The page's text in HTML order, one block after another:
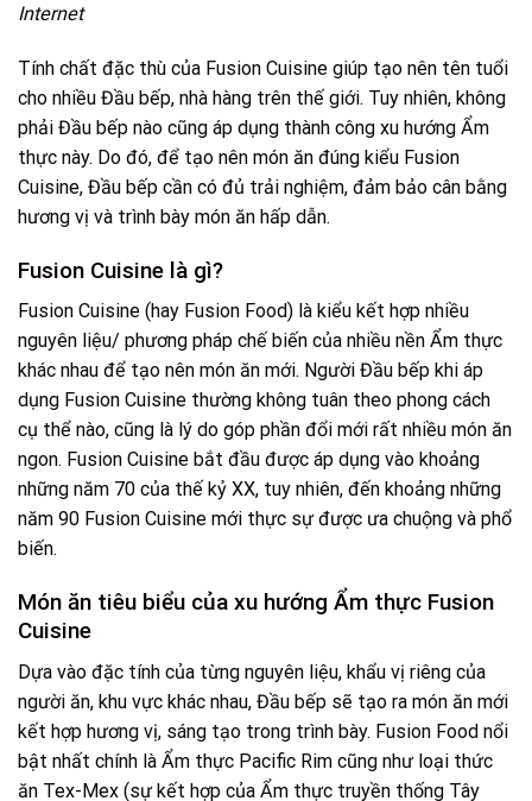
Internet
Tính chất đặc thù của Fusion Cuisine giúp tạo nên tên tuổi
cho nhiều Đầu bếp, nhà hàng trên thế giới. Tuy nhiên, không
phải Đầu bếp nào cũng áp dụng thành công xu hướng Ẩm
thực này. Do đó, để tạo nên món ăn đúng kiểu Fusion
Cuisine, Đầu bếp cần có đủ trải nghiệm, đảm bảo cân bằng
hương vị và trình bày món ăn hấp dẫn.
Fusion Cuisine là gì?
Fusion Cuisine (hay Fusion Food) là kiểu kết hợp nhiều
nguyên liệu/ phương pháp chế biến của nhiều nền Ẩm thực
khác nhau để tạo nên món ăn mới. Người Đầu bếp khi áp
dụng Fusion Cuisine thường không tuân theo phong cách
cụ thể nào, cũng là lý do góp phần đổi mới rất nhiều món ăn
ngon. Fusion Cuisine bắt đầu được áp dụng vào khoảng
những năm 70 của thế kỷ XX, tuy nhiên, đến khoảng những
năm 90 Fusion Cuisine mới thực sự được ưa chuộng và phổ
biến.
Món ăn tiêu biểu của xu hướng Ẩm thực Fusion
Cuisine
Dựa vào đặc tính của từng nguyên liệu, khẩu vị riêng của
người ăn, khu vực khác nhau, Đầu bếp sẽ tạo ra món ăn mới
kết hợp hương vị, sáng tạo trong trình bày. Fusion Food nổi
bật nhất chính là Ẩm thực Pacific Rim cũng như loại thức
ăn Tex-Mex (sự kết hợp của Ẩm thực truyền thống Tây